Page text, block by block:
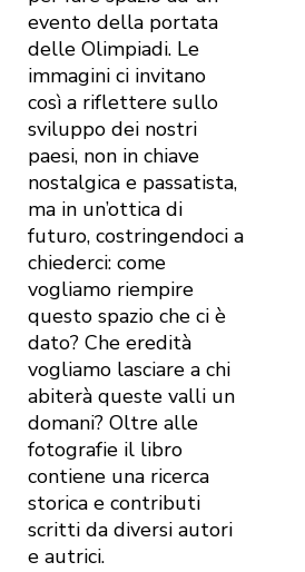
evento della portata
delle Olimpiadi. Le
immagini ci invitano
così a riflettere sullo
sviluppo dei nostri
paesi, non in chiave
nostalgica e passatista,
ma in un’ottica di
futuro, costringendoci a
chiederci: come
vogliamo riempire
questo spazio che ci è
dato? Che eredità
vogliamo lasciare a chi
abiterà queste valli un
domani? Oltre alle
fotografie il libro
contiene una ricerca
storica e contributi
scritti da diversi autori
e autrici.